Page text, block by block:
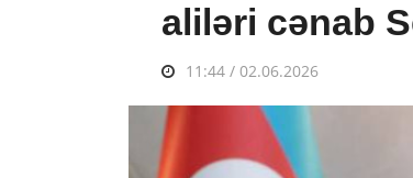
aliləri cənab
11:44 / 02.06.2026